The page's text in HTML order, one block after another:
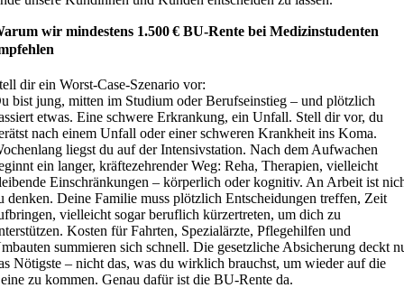
wir mindestens 1.500 € BU-Rente bei Medizinstudenten
dir ein Worst-Case-Szenario vor:
bist jung, mitten im Studium oder Berufseinstieg – und plötzlich
etwas. Eine schwere Erkrankung, ein Unfall. Stell dir vor, du
nach einem Unfall oder einer schweren Krankheit ins Koma.
liegst du auf der Intensivstation. Nach dem Aufwachen
ein langer, kräftezehrender Weg: Reha, Therapien, vielleicht
Einschränkungen – körperlich oder kognitiv. An Arbeit ist
denken. Deine Familie muss plötzlich Entscheidungen treffen, Zeit
vielleicht sogar beruflich kürzertreten, um dich zu
Kosten für Fahrten, Spezialärzte, Pflegehilfen und
summieren sich schnell. Die gesetzliche Absicherung deckt
Nötigste – nicht das, was du wirklich brauchst, um wieder auf die
zu kommen. Genau dafür ist die BU-Rente da.